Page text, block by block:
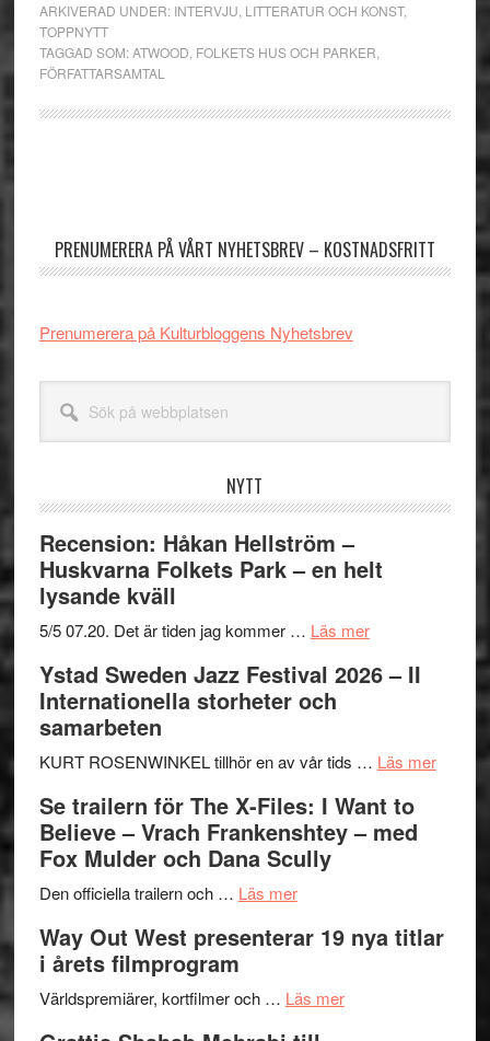
ARKIVERAD UNDER: INTERVJU LITTERATUR OCH KONST,
TOPPNYTT
TAGGAD SOM:ATWOOD FOLKETS HUS OCH PARKER
FÖRFATTARSAMTAL
PRENUMERERA PÅ VÅRT NYHETSBREV – KOSTNADSFRITT
Prenumerera på Kulturbloggens Nyhetsbrev
webbplatsen
NYTT
Recension: Håkan Hellström –
Huskvarna Folkets Park – en helt
lysande kväll
5/5 07.20. Det är tiden jag kommer … Läs merom
Håkan
Huskvarna
Park
–
kväll
Ystad Sweden Jazz Festival 2026 – II
Internationella storheter och
samarbeten
KURT ROSENWINKEL tillhör en av vår tids … Läs merom
II
Se trailern för The X-Files: I Want to
Believe – Vrach Frankenshtey – med
Fox Mulder och Dana Scully
Den officiella trailern och … Läs merom
trailern
The
Way Out West presenterar 19 nya titlar
i årets filmprogram
Världspremiärer, kortfilmer och … Läs merom